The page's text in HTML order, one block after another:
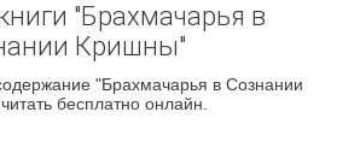
"Брахмачарья в
Кришны"
"Брахмачарья в Сознании
бесплатно онлайн.